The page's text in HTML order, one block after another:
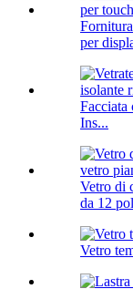
per
Ins...
Vetro di
da 12
Vetro